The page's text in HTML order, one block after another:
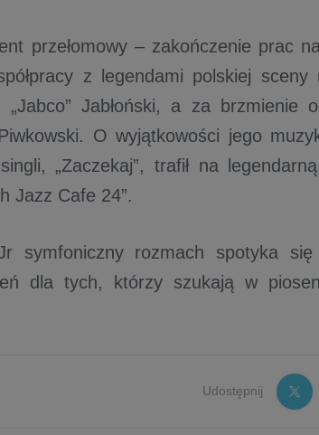
przełomowy – zakończenie prac
z legendami polskiej sceny
Jabłoński, a za brzmienie
O wyjątkowości jego
„Zaczekaj”, trafił na legendarną
Jazz Cafe 24”.
symfoniczny rozmach spotyka
dla tych, którzy szukają w
Udostępnij